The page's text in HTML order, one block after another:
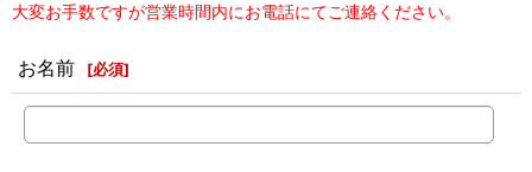
大変お手数ですが営業時間内にお電話にてご連絡ください。
お名前 [必須]